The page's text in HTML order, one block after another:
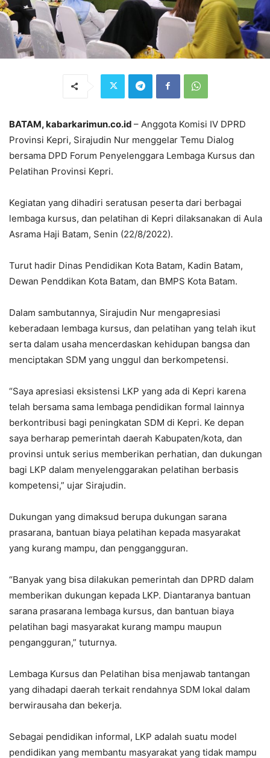
BATAM, kabarkarimun.co.id – Anggota Komisi IV DPRD
Provinsi Kepri, Sirajudin Nur menggelar Temu Dialog
bersama DPD Forum Penyelenggara Lembaga Kursus dan
Pelatihan Provinsi Kepri.
Kegiatan yang dihadiri seratusan peserta dari berbagai
lembaga kursus, dan pelatihan di Kepri dilaksanakan di Aula
Asrama Haji Batam, Senin (22/8/2022).
Turut hadir Dinas Pendidikan Kota Batam, Kadin Batam,
Dewan Penddikan Kota Batam, dan BMPS Kota Batam.
Dalam sambutannya, Sirajudin Nur mengapresiasi
keberadaan lembaga kursus, dan pelatihan yang telah ikut
serta dalam usaha mencerdaskan kehidupan bangsa dan
menciptakan SDM yang unggul dan berkompetensi.
“Saya apresiasi eksistensi LKP yang ada di Kepri karena
telah bersama sama lembaga pendidikan formal lainnya
berkontribusi bagi peningkatan SDM di Kepri. Ke depan
saya berharap pemerintah daerah Kabupaten/kota, dan
provinsi untuk serius memberikan perhatian, dan dukungan
bagi LKP dalam menyelenggarakan pelatihan berbasis
kompetensi,” ujar Sirajudin.
Dukungan yang dimaksud berupa dukungan sarana
prasarana, bantuan biaya pelatihan kepada masyarakat
yang kurang mampu, dan penggangguran.
“Banyak yang bisa dilakukan pemerintah dan DPRD dalam
memberikan dukungan kepada LKP. Diantaranya bantuan
sarana prasarana lembaga kursus, dan bantuan biaya
pelatihan bagi masyarakat kurang mampu maupun
pengangguran,” tuturnya.
Lembaga Kursus dan Pelatihan bisa menjawab tantangan
yang dihadapi daerah terkait rendahnya SDM lokal dalam
berwirausaha dan bekerja.
Sebagai pendidikan informal, LKP adalah suatu model
pendidikan yang membantu masyarakat yang tidak mampu